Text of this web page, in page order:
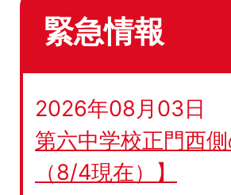
緊急情報
2026年08月03日
第六中学校正門西
（8/4現在）】